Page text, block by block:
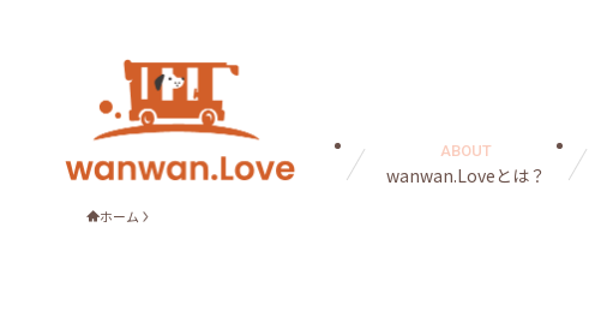
wanwan.Loveとは？
ABOUT
ホーム